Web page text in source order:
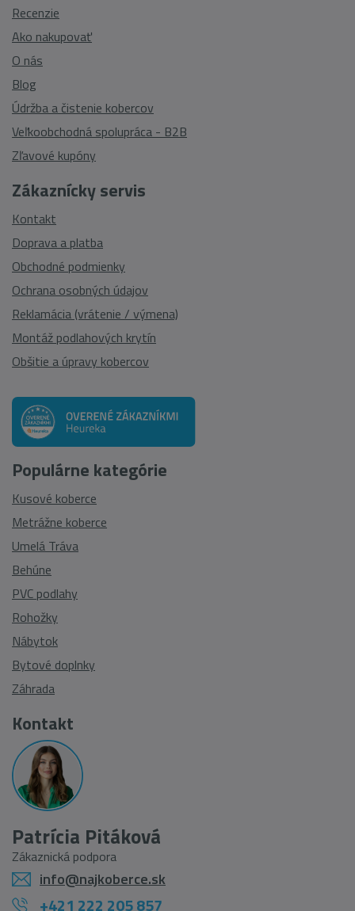
Zákaznícky servis
Kontakt
Doprava a platba
Obchodné podmienky
Ochrana osobných údajov
Reklamácia (vrátenie / výmena)
Montáž podlahových krytín
Obšitie a úpravy kobercov
Recenzie
Ako nakupovať
O nás
Blog
Údržba a čistenie kobercov
Veľkoobchodná spolupráca - B2B
Zľavové kupóny
Populárne kategórie
Kusové koberce
Metrážne koberce
Umelá Tráva
Behúne
PVC podlahy
Rohožky
Nábytok
Bytové doplnky
Záhrada
Kontakt
Patrícia Pitáková
Zákaznická podpora
info@najkoberce.sk
+421 222 205 857